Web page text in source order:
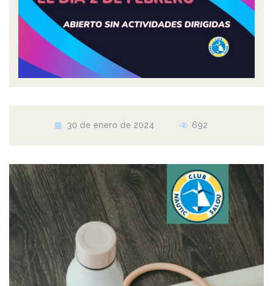
30 de enero de 2024 692